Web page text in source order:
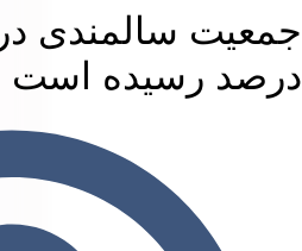
رسیده است